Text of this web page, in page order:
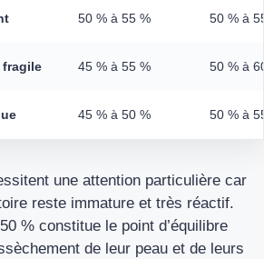
50 % à 55 % 50 % à
fragile 45 % à 55 % 50 % à
45 % à 50 % 50 % à
une attention particulière car
reste immature et très réactif.
% constitue le point d’équilibre
de leur peau et de leurs